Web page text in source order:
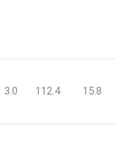
3.0 112.4 15.8